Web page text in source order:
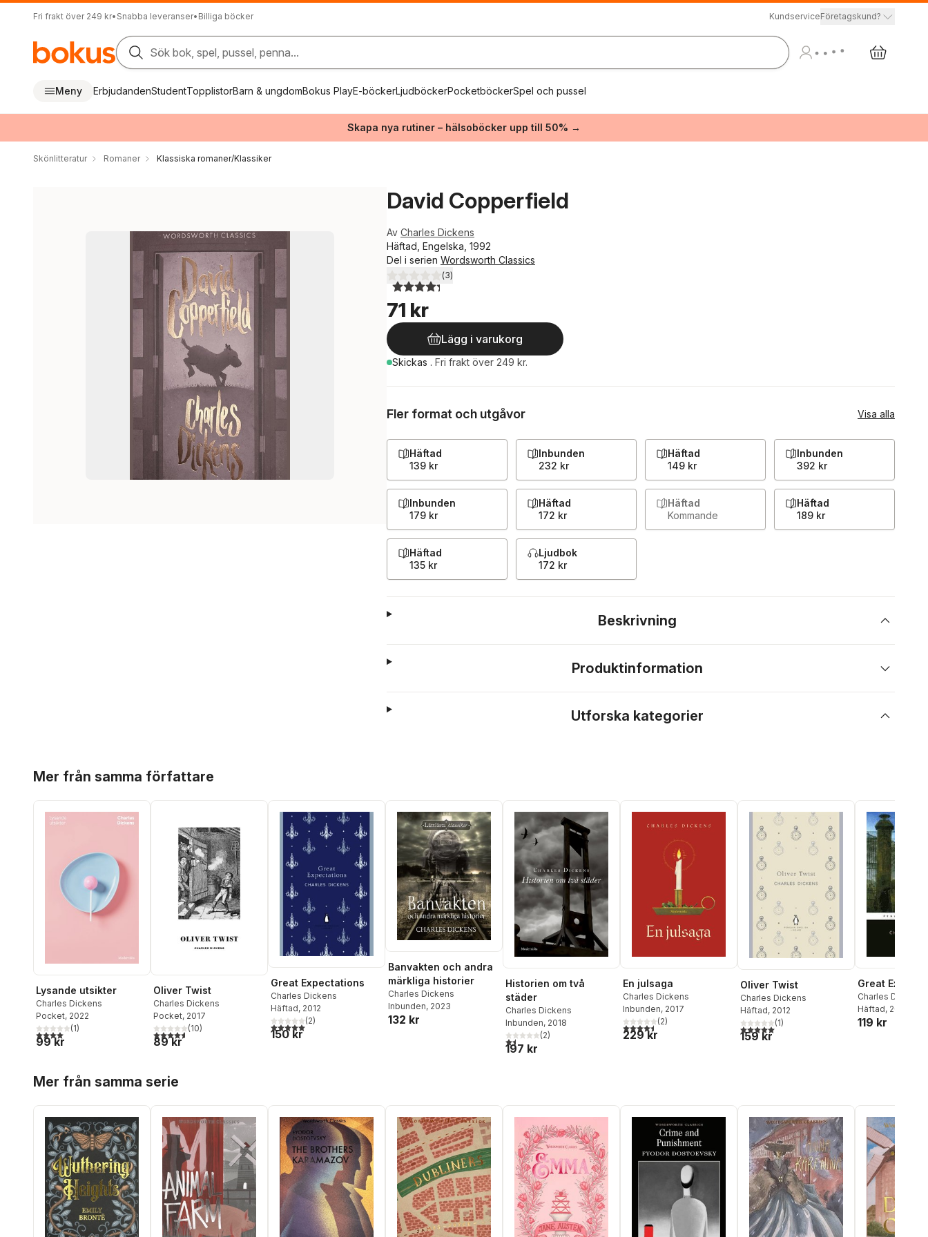
Fri frakt över 249 kr• Snabba leveranser• Billiga böcker KundserviceFöretagskund?
Sök bok, spel, pussel, penna...
Meny ErbjudandenStudentTopplistorBarn & ungdomBokus PlayE-böckerLjudböckerPocketböckerSpel och pussel
Skapa nya rutiner – hälsoböcker upp till 50% →
Skönlitteratur Romaner Klassiska romaner/Klassiker
David Copperfield
Av Charles Dickens
Häftad, Engelska, 1992
Del i serien Wordsworth Classics
4,3utav 5 stjärnor. Totalt antal röster:
(3)
71 kr
Lägg i varukorg
Skickas . Fri frakt över 249 kr.
Fler format och utgåvor Visa alla
Häftad
139 kr
Inbunden
232 kr
Häftad
149 kr
Inbunden
392 kr
Inbunden
179 kr
Häftad
172 kr
Häftad
Kommande
Häftad
189 kr
Häftad
135 kr
Ljudbok
172 kr
Beskrivning
Produktinformation
Utforska kategorier
Mer från samma författare
Lysande utsikter
Charles Dickens
Pocket, 2022
4,0utav 5 stjärnor. Totalt antal röster:
(1)
99 kr
Oliver Twist
Charles Dickens
Pocket, 2017
4,6utav 5 stjärnor. Totalt antal röster:
(10)
89 kr
Great Expectations
Charles Dickens
Häftad, 2012
5,0utav 5 stjärnor. Totalt antal röster:
(2)
150 kr
Banvakten och andra
märkliga historier
Charles Dickens
Inbunden, 2023
132 kr
Historien om två
städer
Charles Dickens
Inbunden, 2018
1,5utav 5 stjärnor. Totalt antal röster:
(2)
197 kr
En julsaga
Charles Dickens
Inbunden, 2017
4,5utav 5 stjärnor. Totalt antal röster:
(2)
229 kr
Oliver Twist
Charles Dickens
Häftad, 2012
5,0utav 5 stjärnor. Totalt antal röster:
(1)
159 kr
Great
Charles Dickens
Mitchell
Häftad, 2003
119 kr
Mer från samma serie